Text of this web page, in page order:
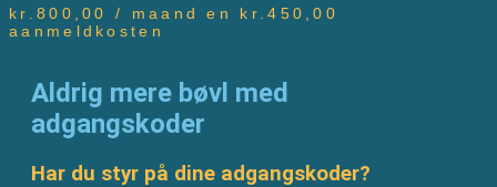
kr. 800,00 / maand en kr.450,00
aanmeldkosten
Aldrig mere bøvl med
adgangskoder
Har du styr på dine adgangskoder?